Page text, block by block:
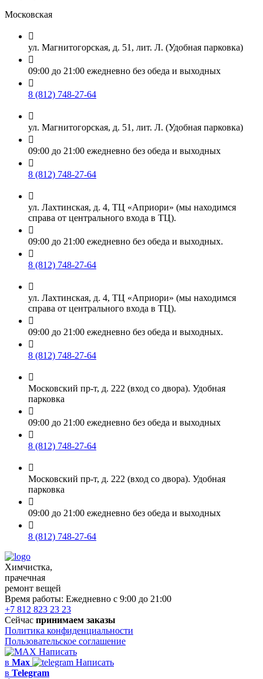
Московская

ул. Магнитогорская, д. 51, лит. Л. (Удобная парковка)

09:00 до 21:00 ежедневно без обеда и выходных

8 (812) 748-27-64

ул. Магнитогорская, д. 51, лит. Л. (Удобная парковка)

09:00 до 21:00 ежедневно без обеда и выходных

8 (812) 748-27-64

ул. Лахтинская, д. 4, ТЦ «Априори» (мы находимся
справа от центрального входа в ТЦ).

09:00 до 21:00 ежедневно без обеда и выходных.

8 (812) 748-27-64

ул. Лахтинская, д. 4, ТЦ «Априори» (мы находимся
справа от центрального входа в ТЦ).

09:00 до 21:00 ежедневно без обеда и выходных.

8 (812) 748-27-64

Московский пр-т, д. 222 (вход со двора). Удобная
парковка

09:00 до 21:00 ежедневно без обеда и выходных

8 (812) 748-27-64

Московский пр-т, д. 222 (вход со двора). Удобная
парковка

09:00 до 21:00 ежедневно без обеда и выходных

8 (812) 748-27-64
Химчистка,
прачечная
ремонт вещей
Время работы: Ежедневно с 9:00 до 21:00
+7 812 823 23 23
Сейчас принимаем заказы
Политика конфиденциальности
Пользовательское соглашение
Написать
в Max
Написать
в Telegram